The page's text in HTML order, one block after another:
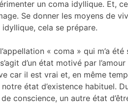
un coma idyllique. Et,
Se donner les moyens de
idyllique, cela se prépare.
l’appellation « coma » qui m’a
d’un état motivé par
car il est vrai et, en même
état d’existence habituel.
conscience, un autre état